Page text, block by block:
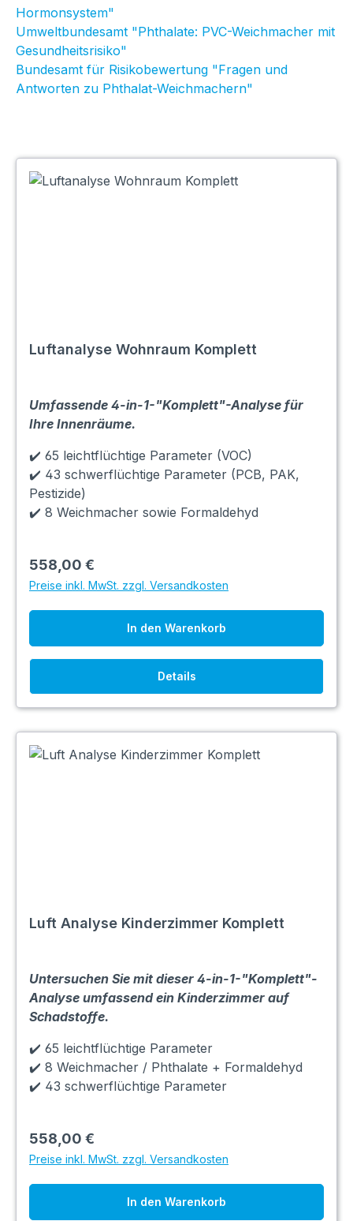
Hormonsystem"
Umweltbundesamt "Phthalate: PVC-Weichmacher mit
Gesundheitsrisiko"
Bundesamt für Risikobewertung "Fragen und
Antworten zu Phthalat-Weichmachern"
Luftanalyse Wohnraum Komplett
Umfassende 4-in-1-"Komplett"-Analyse für
Ihre Innenräume.
✔️ 65 leichtflüchtige Parameter (VOC)
✔️ 43 schwerflüchtige Parameter (PCB, PAK,
Pestizide)
✔️ 8 Weichmacher sowie Formaldehyd
558,00 €
Preise inkl. MwSt. zzgl. Versandkosten
In den Warenkorb
Details
Luft Analyse Kinderzimmer Komplett
Untersuchen Sie mit dieser 4-in-1-"Komplett"-
Analyse umfassend ein Kinderzimmer auf
Schadstoffe.
✔️ 65 leichtflüchtige Parameter
✔️ 8 Weichmacher / Phthalate + Formaldehyd
✔️ 43 schwerflüchtige Parameter
558,00 €
Preise inkl. MwSt. zzgl. Versandkosten
In den Warenkorb